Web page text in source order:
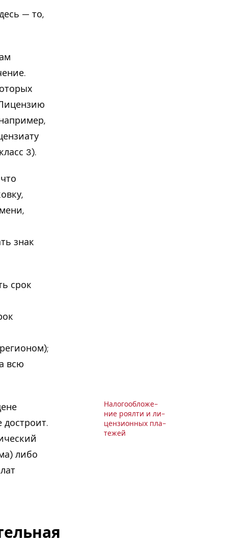
— то,
3).
знак
срок
всю
достроит.
либо
На­ло­го­об­ло­же­
ние роялти и ли­
цен­зи­он­ных пла­
те­жей